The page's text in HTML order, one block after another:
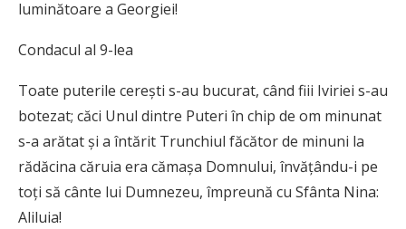
luminătoare a Georgiei!
Condacul al 9-lea
Toate puterile cerești s-au bucurat, când fiii Iviriei s-au
botezat; căci Unul dintre Puteri în chip de om minunat
s-a arătat și a întărit Trunchiul făcător de minuni la
rădăcina căruia era cămașa Domnului, învățându-i pe
toți să cânte lui Dumnezeu, împreună cu Sfânta Nina:
Aliluia!